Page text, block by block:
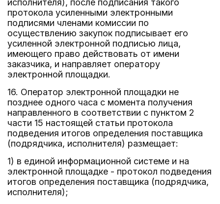
исполнителя), после подписания такого
протокола усиленными электронными
подписями членами комиссии по
осуществлению закупок подписывает его
усиленной электронной подписью лица,
имеющего право действовать от имени
заказчика, и направляет оператору
электронной площадки.
16. Оператор электронной площадки не
позднее одного часа с момента получения
направленного в соответствии с пунктом 2
части 15 настоящей статьи протокола
подведения итогов определения поставщика
(подрядчика, исполнителя) размещает:
1) в единой информационной системе и на
электронной площадке - протокол подведения
итогов определения поставщика (подрядчика,
исполнителя);